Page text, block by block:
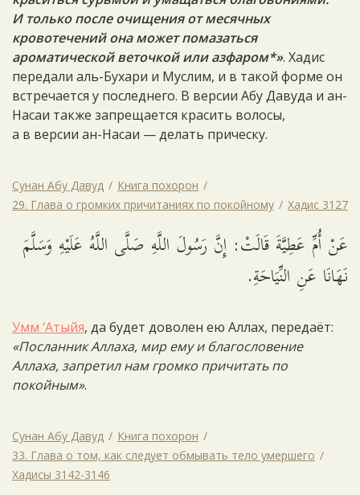
И только после очищения от месячных
кровотечений она может помазаться
ароматической веточкой или азфаром*». Хадис
передали аль-Бухари и Муслим, и в такой форме он
встречается у последнего. В версии Абу Давуда и ан-
Насаи также запрещается красить волосы,
а в версии ан-Насаи — делать прическу.
Сунан Абу Давуд
Книга похорон
29. Глава о громких причитаниях по покойному
Хадис 3127
عَنْ أُمِّ عَطِيَّةَ قَالَتْ: إِنَّ رَسُولَ اللَّهِ صَلَّى اللَّهُ عَلَيْهِ وَسَلَّمَ
نَهَانَا عَنِ النِّيَاحَةِ.
Умм ‘Атыйя, да будет доволен ею Аллах, передаёт:
«Посланник Аллаха, мир ему и благословение
Аллаха, запретил нам громко причитать по
покойным».
Сунан Абу Давуд
Книга похорон
33. Глава о том, как следует обмывать тело умершего
Хадисы 3142-3146